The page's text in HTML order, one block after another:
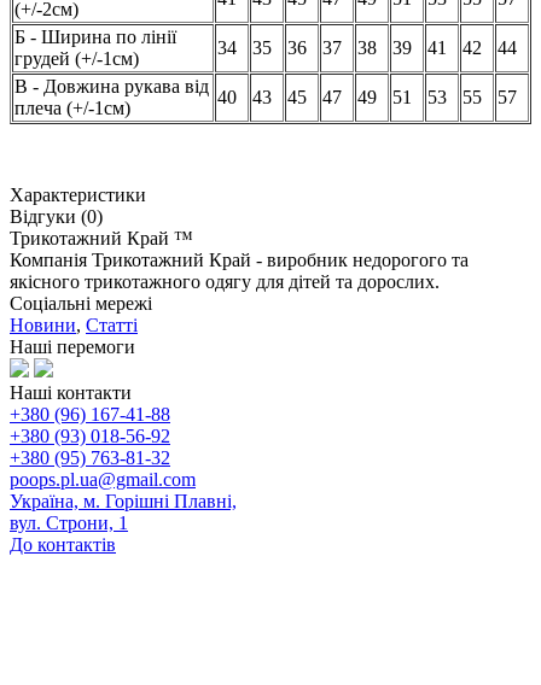
(+/-2см)
Б - Ширина по лінії
грудей (+/-1см)
34 35 36 37 38 39 41 42
44
В - Довжина рукава від
плеча (+/-1см)
40 43 45 47 49 51 53 55 57
Характеристики
Відгуки (0)
Трикотажний Край ™
Компанія Трикотажний Край - виробник недорогого та
якісного трикотажного одягу для дітей та дорослих.
Соціальні мережі
Новини, Статті
Наші перемоги
Наші контакти
+380 (96) 167-41-88
+380 (93) 018-56-92
+380 (95) 763-81-32
poops.pl.ua@gmail.com
Україна, м. Горішні Плавні,
вул. Строни, 1
До контактів